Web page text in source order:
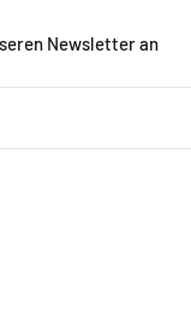
Newsletter an